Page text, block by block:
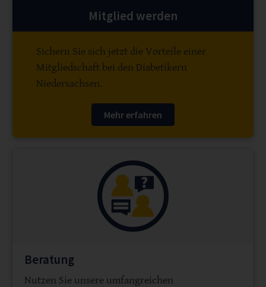
Mitglied werden
Sichern Sie sich jetzt die Vorteile einer
Mitgliedschaft bei den Diabetikern
Niedersachsen.
Mehr erfahren
Beratung
Nutzen Sie unsere umfangreichen